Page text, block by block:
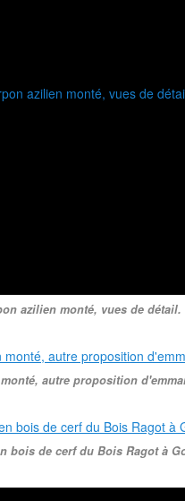
azilien monté, vues de détail.
autre proposition
bois de cerf du Bois Ragot à